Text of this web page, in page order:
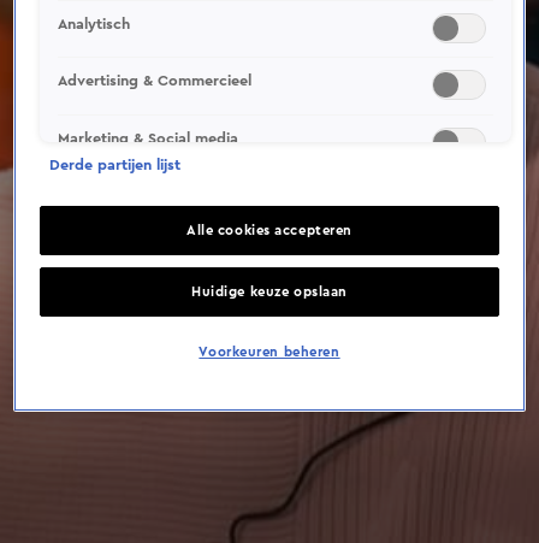
Analytisch
Advertising & Commercieel
Marketing & Social media
Derde partijen lijst
Alle cookies accepteren
Huidige keuze opslaan
Voorkeuren beheren